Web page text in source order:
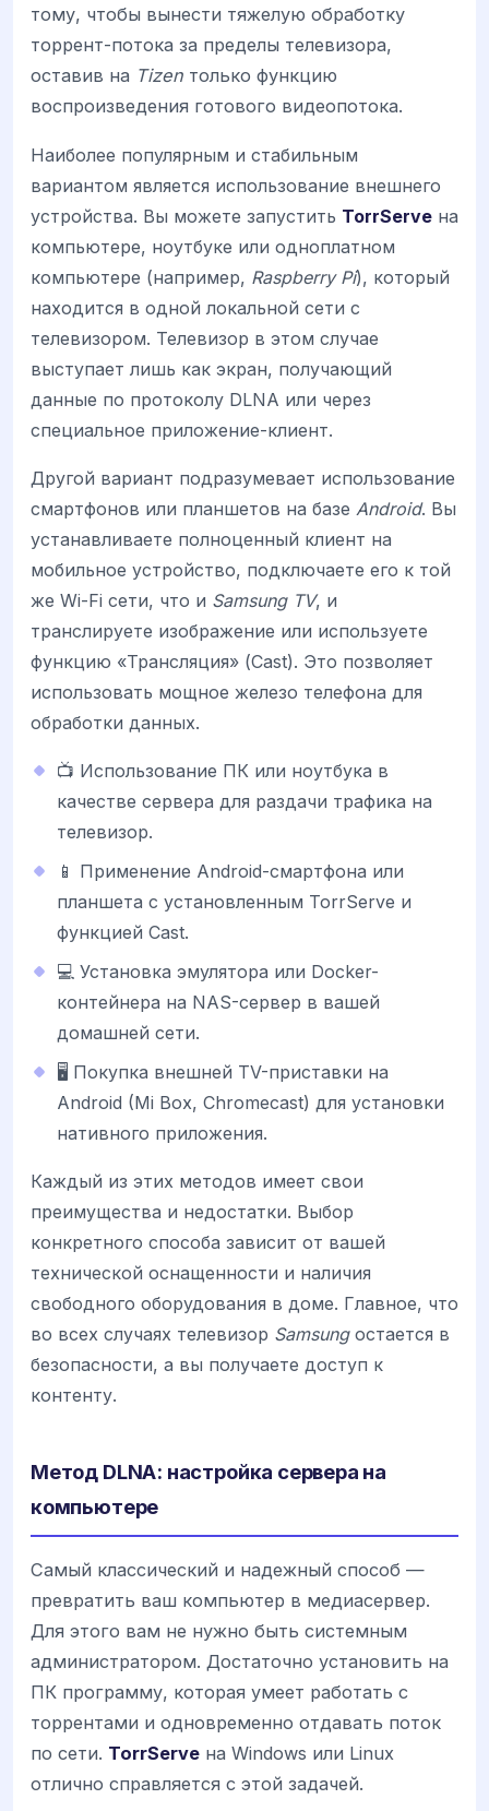
тому, чтобы вынести тяжелую обработку
торрент-потока за пределы телевизора,
оставив на Tizen только функцию
воспроизведения готового видеопотока.
Наиболее популярным и стабильным
вариантом является использование внешнего
устройства. Вы можете запустить TorrServe на
компьютере, ноутбуке или одноплатном
компьютере (например, Raspberry Pi), который
находится в одной локальной сети с
телевизором. Телевизор в этом случае
выступает лишь как экран, получающий
данные по протоколу DLNA или через
специальное приложение-клиент.
Другой вариант подразумевает использование
смартфонов или планшетов на базе Android. Вы
устанавливаете полноценный клиент на
мобильное устройство, подключаете его к той
же Wi-Fi сети, что и Samsung TV, и
транслируете изображение или используете
функцию «Трансляция» (Cast). Это позволяет
использовать мощное железо телефона для
обработки данных.
📺 Использование ПК или ноутбука в
качестве сервера для раздачи трафика на
телевизор.
📱 Применение Android-смартфона или
планшета с установленным TorrServe и
функцией Cast.
💻 Установка эмулятора или Docker-
контейнера на NAS-сервер в вашей
домашней сети.
🖥️ Покупка внешней TV-приставки на
Android (Mi Box, Chromecast) для установки
нативного приложения.
Каждый из этих методов имеет свои
преимущества и недостатки. Выбор
конкретного способа зависит от вашей
технической оснащенности и наличия
свободного оборудования в доме. Главное, что
во всех случаях телевизор Samsungостается в
безопасности, а вы получаете доступ к
контенту.
Метод DLNA: настройка сервера на
компьютере
Самый классический и надежный способ —
превратить ваш компьютер в медиасервер.
Для этого вам не нужно быть системным
администратором. Достаточно установить на
ПК программу, которая умеет работать с
торрентами и одновременно отдавать поток
по сети. TorrServe на Windows или Linux
отлично справляется с этой задачей.